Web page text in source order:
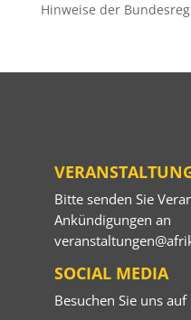
Hinweise der
Bitte senden Sie
Ankündigungen an
SOCIAL MEDIA
Besuchen Sie uns auf